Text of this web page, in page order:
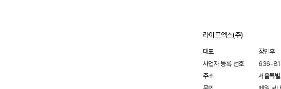
라이프엑스(주)
대표
장민후
사업자 등록 번호
636-
주소
서울특